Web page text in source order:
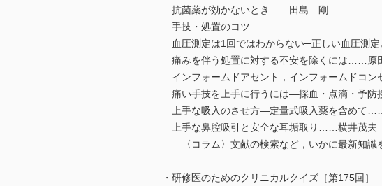
抗菌薬が効かないとき……田島 剛
手技・処置のコツ
血圧測定は1回ではわからない─正しい血圧
痛みを伴う処置に対する不安を除くには……原
インフォームドアセント，インフォームドコ
痛い手技を上手に行うには—採血・点滴・予
上手な吸入のさせ方―定量式吸入薬を含めて
上手な鼻腔吸引と安全な耳垢取り……横井茂夫
〈コラム〉文献の検索など，いかに最新知識
・研修医のためのクリニカルクイズ［第175回］